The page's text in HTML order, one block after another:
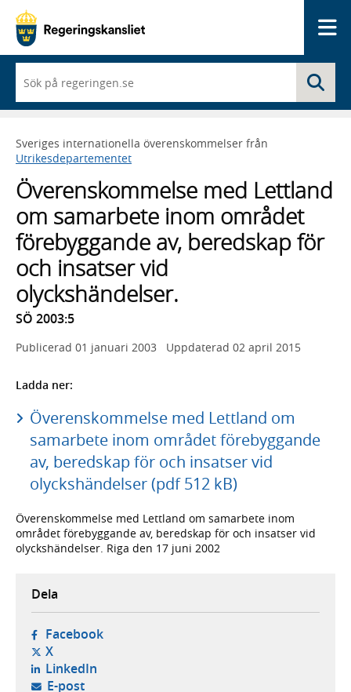
du
börjar
skriva
framträder
en
med
sökförslag
Sveriges internationella överenskommelser från
Utrikesdepartementet
Överenskommelse med Lettland
om samarbete inom området
förebyggande av, beredskap för
och insatser vid
olyckshändelser.
SÖ 2003:5
Publicerad 01 januari 2003 Uppdaterad 02 april 2015
Ladda ner:
Överenskommelse med Lettland om
samarbete inom området förebyggande
av, beredskap för och insatser vid
olyckshändelser (pdf 512 kB)
Överenskommelse med Lettland om samarbete inom
området förebyggande av, beredskap för och insatser vid
olyckshändelser. Riga den 17 juni 2002
Dela
Facebook- öppnas i ny flik, extern webbplats,
X- öppnas i ny flik, extern webbplats,
LinkedIn- öppnas i ny flik, extern webbplats,
E-post- öppnar din e-postklient,